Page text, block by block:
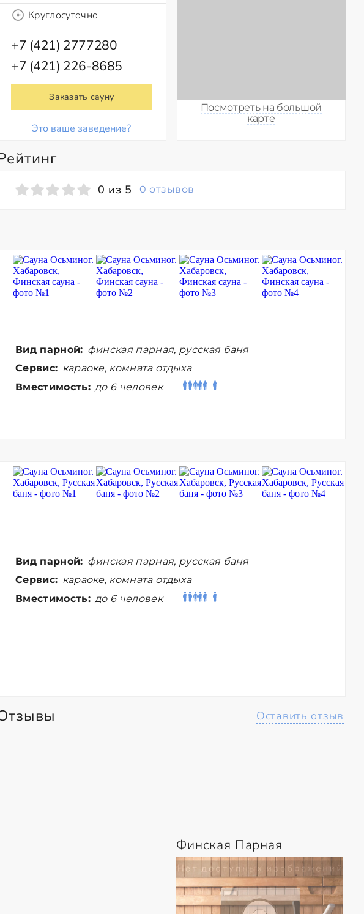
Круглосуточно
+7 (421) 2777280
+7 (421) 226-8685
Заказать сауну
Это ваше заведение?
Посмотреть на большой
карте
0 из 5 0 отзывов
Вид парной: финская парная, русская баня
Сервис: караоке, комната отдыха
Вместимость: до 6 человек
Вид парной: финская парная, русская баня
Сервис: караоке, комната отдыха
Вместимость: до 6 человек
Оставить отзыв
Финская Парная